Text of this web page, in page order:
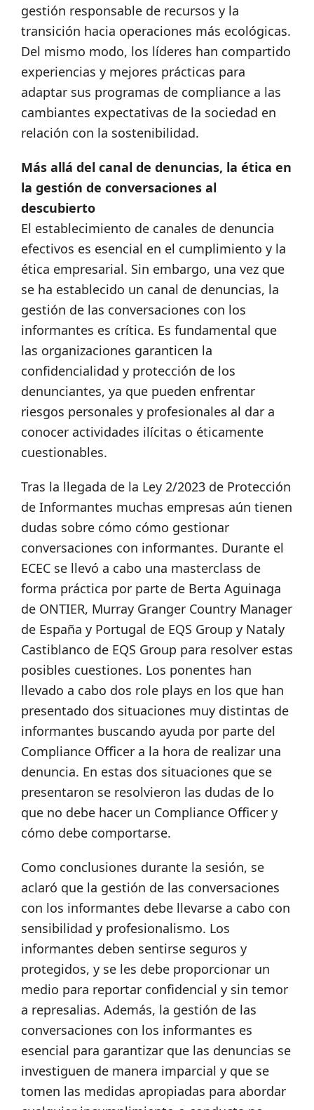
gestión responsable de recursos y la
transición hacia operaciones más ecológicas.
Del mismo modo, los líderes han compartido
experiencias y mejores prácticas para
adaptar sus programas de compliance a las
cambiantes expectativas de la sociedad en
relación con la sostenibilidad.
Más allá del canal de denuncias, la ética en
la gestión de conversaciones al
descubierto
El establecimiento de canales de denuncia
efectivos es esencial en el cumplimiento y la
ética empresarial. Sin embargo, una vez que
se ha establecido un canal de denuncias, la
gestión de las conversaciones con los
informantes es crítica. Es fundamental que
las organizaciones garanticen la
confidencialidad y protección de los
denunciantes, ya que pueden enfrentar
riesgos personales y profesionales al dar a
conocer actividades ilícitas o éticamente
cuestionables.
Tras la llegada de la Ley 2/2023 de Protección
de Informantes muchas empresas aún tienen
dudas sobre cómo cómo gestionar
conversaciones con informantes. Durante el
ECEC se llevó a cabo una masterclass de
forma práctica por parte de Berta Aguinaga
de ONTIER, Murray Granger Country Manager
de España y Portugal de EQS Group y Nataly
Castiblanco de EQS Group para resolver estas
posibles cuestiones. Los ponentes han
llevado a cabo dos role plays en los que han
presentado dos situaciones muy distintas de
informantes buscando ayuda por parte del
Compliance Officer a la hora de realizar una
denuncia. En estas dos situaciones que se
presentaron se resolvieron las dudas de lo
que no debe hacer un Compliance Officer y
cómo debe comportarse.
Como conclusiones durante la sesión, se
aclaró que la gestión de las conversaciones
con los informantes debe llevarse a cabo con
sensibilidad y profesionalismo. Los
informantes deben sentirse seguros y
protegidos, y se les debe proporcionar un
medio para reportar confidencial y sin temor
a represalias. Además, la gestión de las
conversaciones con los informantes es
esencial para garantizar que las denuncias se
investiguen de manera imparcial y que se
tomen las medidas apropiadas para abordar